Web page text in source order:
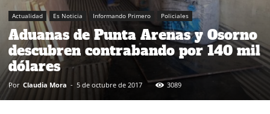
Actualidad Es Noticia Informando Primero Policiales
Aduanas de Punta Arenas y Osorno
descubren contrabando por 140 mil
dólares
Por Claudia Mora - 5 de octubre de 2017 3089